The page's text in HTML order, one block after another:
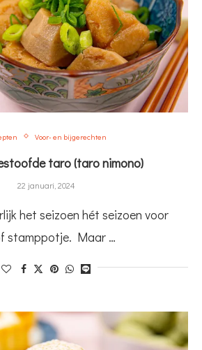
Voor- en bijgerechten
taro (taro nimono)
22 januari, 2024
het seizoen hét seizoen voor
stamppotje. Maar …